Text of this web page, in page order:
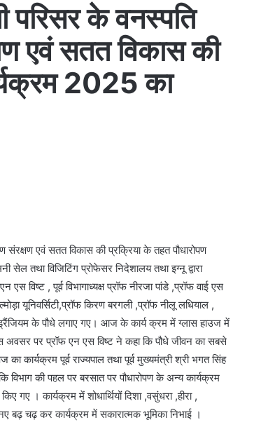
परिसर के वनस्पति
एवं सतत विकास की
2025 का
संरक्षण एवं सतत विकास की प्रक्रिया के तहत पौधारोपण
सेल तथा विजिटिंग प्रोफेसर निदेशालय तथा इग्नू द्वारा
एस विष्ट , पूर्व विभागाध्यक्ष प्रॉफ नीरजा पांडे ,प्रॉफ वाई एस
यूनिवर्सिटी,प्रॉफ किरण बरगली ,प्रॉफ नीलू लधियाल ,
के पौधे लगाए गए। आज के कार्य क्रम में ग्लास हाउज में
अवसर पर प्रॉफ एन एस विष्ट ने कहा कि पौधे जीवन का सबसे
कार्यक्रम पूर्व राज्यपाल तथा पूर्व मुख्यमंत्री श्री भगत सिंह
विभाग की पहल पर बरसात पर पौधारोपण के अन्य कार्यक्रम
गए । कार्यक्रम में शोधार्थियों दिशा ,वसुंधरा ,हीरा ,
बढ़ चढ़ कर कार्यक्रम में सकारात्मक भूमिका निभाई ।